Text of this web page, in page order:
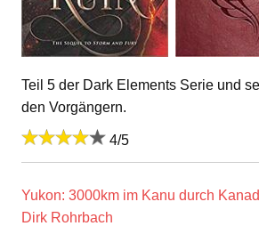
Teil 5 der Dark Elements Serie und
den Vorgängern.
4/5
Yukon: 3000km im Kanu durch
Dirk Rohrbach